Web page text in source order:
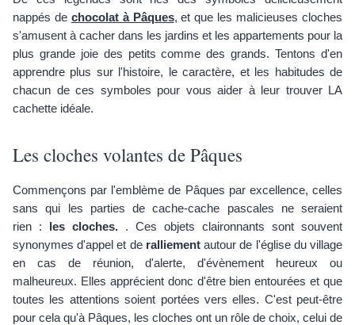
nappés de chocolat à Pâques, et que les malicieuses cloches
s'amusent à cacher dans les jardins et les appartements pour la
plus grande joie des petits comme des grands. Tentons d'en
apprendre plus sur l'histoire, le caractère, et les habitudes de
chacun de ces symboles pour vous aider à leur trouver LA
cachette idéale.
Les cloches volantes de Pâques
Commençons par l'emblème de Pâques par excellence, celles
sans qui les parties de cache-cache pascales ne seraient
rien : les cloches. . Ces objets claironnants sont souvent
synonymes d'appel et de ralliementautour de l'église du village
en cas de réunion, d'alerte, d'évènement heureux ou
malheureux. Elles apprécient donc d'être bien entourées et que
toutes les attentions soient portées vers elles. C'est peut-être
pour cela qu'à Pâques, les cloches ont un rôle de choix, celui de